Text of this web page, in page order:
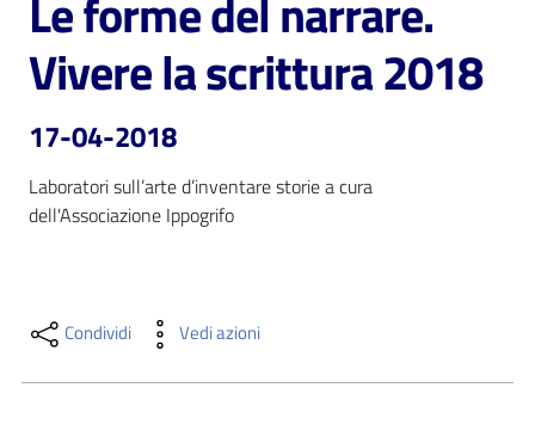
Cosa
puoi
fare
Scopri
i
Risorse
Le forme del narrare.
Vivere la scrittura 2018
17-04-2018
Laboratori sull’arte d’inventare storie a cura
dell'Associazione Ippogrifo
Condividi Vedi azioni